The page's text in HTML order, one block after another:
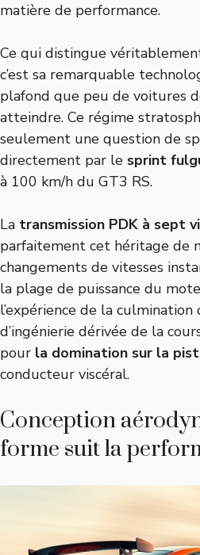
matière de performance.
Ce qui distingue
c’est sa remarquable
plafond que peu de voitures
atteindre. Ce régime
seulement une question de
directement par le sprint
à 100 km/h du GT3 RS.
La transmission PDK à sept
parfaitement cet héritage de
changements de vitesses
la plage de puissance du
l’expérience de la culmination
d’ingénierie dérivée de la
pour la domination sur la
conducteur viscéral.
Conception
forme suit la